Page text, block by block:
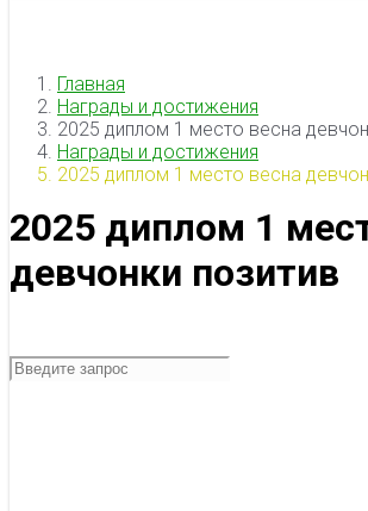
Главная
Награды и достижения
2025 диплом 1 место весна
Награды и достижения
2025 диплом 1 место весна
2025 диплом 1
девчонки позитив